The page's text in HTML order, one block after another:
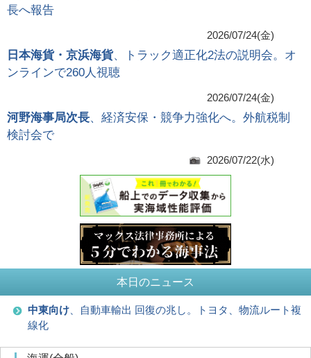
長へ報告
2026/07/24(金)
日本海貨・京浜海貨、トラック適正化2法の説明会。オ
ンラインで260人視聴
2026/07/24(金)
河野海事局次長、経済安保・競争力強化へ。外航税制
検討会で
2026/07/22(水)
本日のニュース
中東向け 、自動車輸出 回復の兆し。トヨタ、物流ルート複
線化